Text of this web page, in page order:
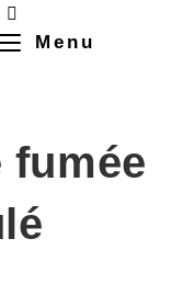
Menu
fumée